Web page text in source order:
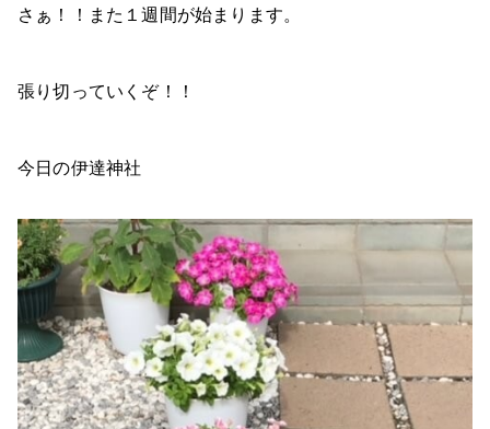
さぁ！！また１週間が始まります。
張り切っていくぞ！！
今日の伊達神社